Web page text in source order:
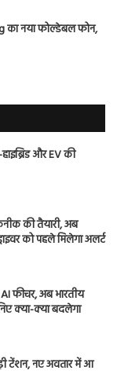
का नया फोल्डेबल फोन,
और EV की
की तैयारी, अब
को पहले मिलेगा अलर्ट
फीचर, अब भारतीय
क्या-क्या बदलेगा
टेंशन, नए अवतार में आ